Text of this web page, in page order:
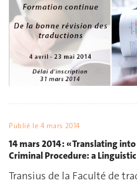
Publié le 4 mars 2014
14 mars 2014 : « Translating
Criminal Procedure: a
Transius de la Faculté de